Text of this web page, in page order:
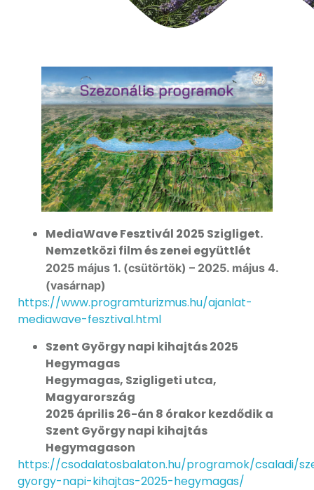
MediaWave Fesztivál 2025 Szigliget.
Nemzetközi film és zenei együttlét
2025 május 1. (csütörtök) – 2025. május 4.
(vasárnap)
https://www.programturizmus.hu/ajanlat-
mediawave-fesztival.html
Szent György napi kihajtás 2025
Hegymagas
Hegymagas, Szigligeti utca,
Magyarország
2025 április 26-án 8 órakor kezdődik a
Szent György napi kihajtás
Hegymagason
https://csodalatosbalaton.hu/programok/csaladi/
gyorgy-napi-kihajtas-2025-hegymagas/